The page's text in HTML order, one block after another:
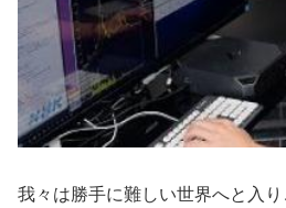
我々は勝手に難しい世界へと入り